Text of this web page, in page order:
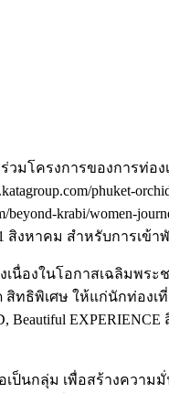
ครงการของการท่องเ
phuket-
beyond-krabi/women-
สิงหาคม สำหรับการเข้
งเนื่องในโอกาสเฉลิ
ธิพิเศษ ให้แก่นักท่องเ
Beautiful
ป็นกลุ่ม เพื่อสร้างควา